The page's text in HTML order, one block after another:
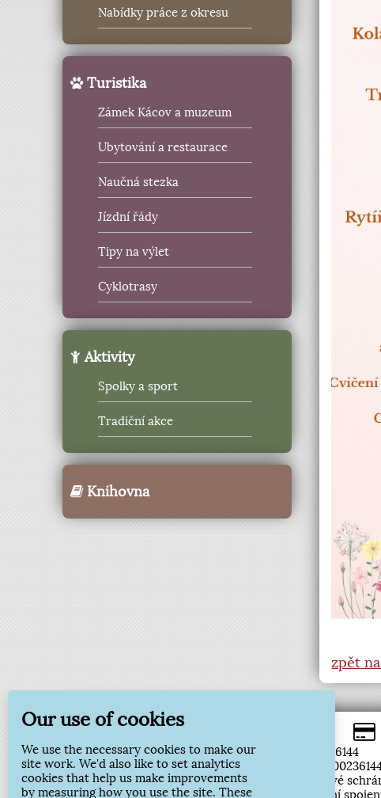
Nabídky práce z okresu
Turistika
Zámek Kácov a muzeum
Ubytování a restaurace
Naučná stezka
Jízdní řády
Tipy na výlet
Cyklotrasy
Aktivity
Spolky a sport
Tradiční akce
Knihovna
zpět
Jirsíkova 157
285 09 Kácov
tel: 327 324 204
oupodatelna@kacov.cz
IČ: 00236144
DIČ:
ID datové
Bankovní
Our use of cookies
We use the necessary cookies to make our
site work. We'd also like to set analytics
cookies that help us make improvements
by measuring how you use the site. These